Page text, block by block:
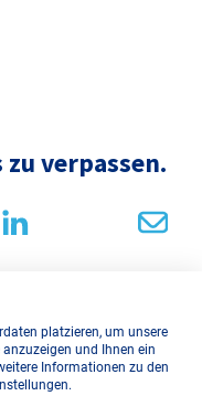
verpassen.
platzieren, um unsere
und Ihnen ein
Informationen zu den